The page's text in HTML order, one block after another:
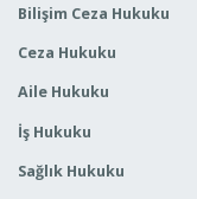
Bilişim Ceza Hukuku
Ceza Hukuku
Aile Hukuku
İş Hukuku
Sağlık Hukuku